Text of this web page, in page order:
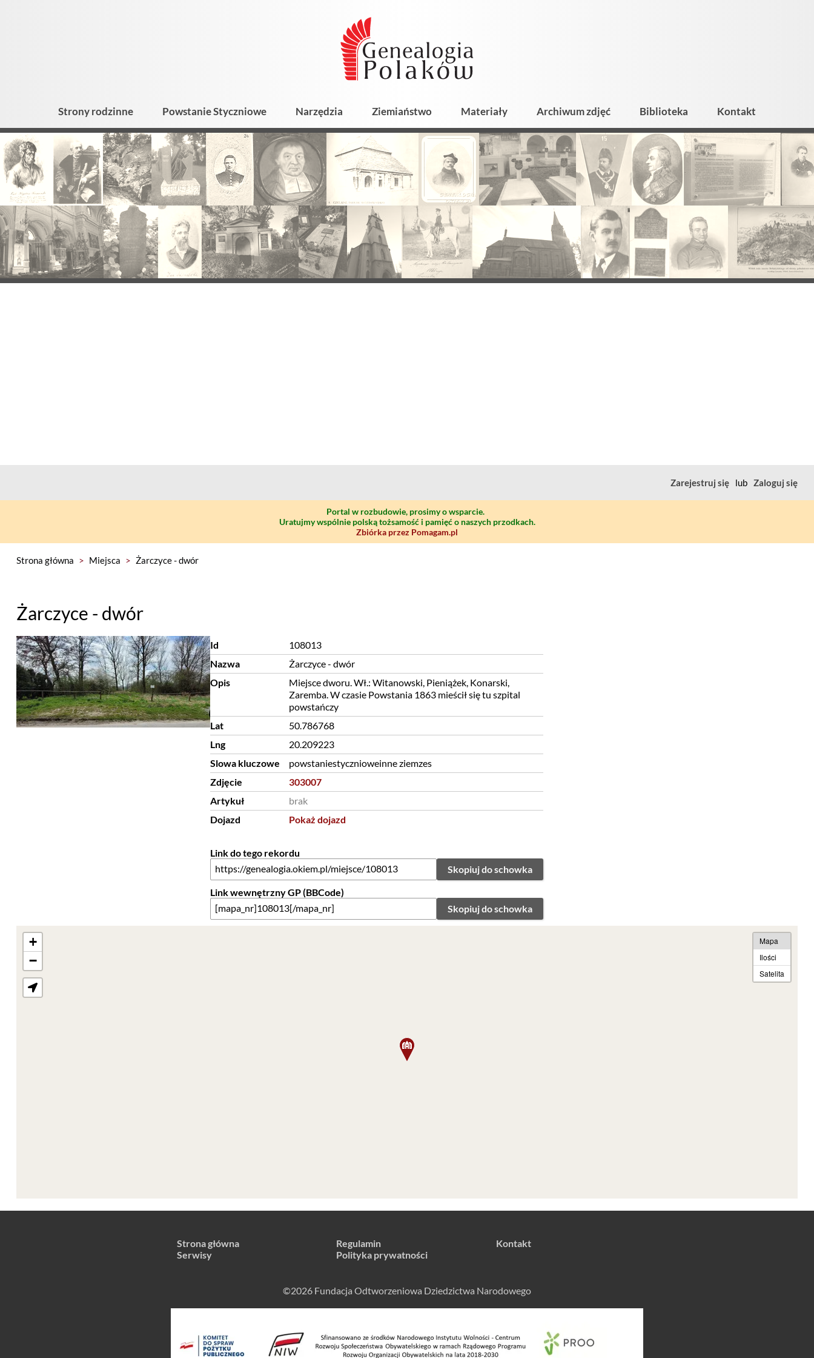
Strony rodzinne Powstanie Styczniowe Narzędzia Ziemiaństwo Materiały Archiwum zdjęć Biblioteka Kontakt
Zarejestruj się lub Zaloguj się
Portal w rozbudowie, prosimy o wsparcie.
Uratujmy wspólnie polską tożsamość i pamięć o naszych przodkach.
Zbiórka przez Pomagam.pl
Strona główna > Miejsca > Żarczyce - dwór
Żarczyce - dwór
Id
108013
Nazwa
Żarczyce - dwór
Opis
Miejsce dworu. Wł.: Witanowski, Pieniążek, Konarski,
Zaremba. W czasie Powstania 1863 mieścił się tu szpital
powstańczy
Lat
50.786768
Lng
20.209223
Slowa kluczowe
powstaniestycznioweinne ziemzes
Zdjęcie
303007
Artykuł
brak
Dojazd
Pokaż dojazd
Link do tego rekordu
Skopiuj do schowka
Link wewnętrzny GP (BBCode)
Skopiuj do schowka
+
−
Mapa
Ilości
Satelita
Strona główna
Serwisy
Regulamin
Polityka prywatności
Kontakt
©2026 Fundacja Odtworzeniowa Dziedzictwa Narodowego